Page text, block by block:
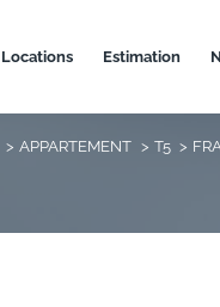
locations estimation
APPARTEMENT T5